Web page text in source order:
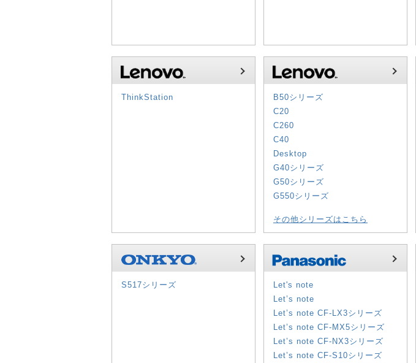
ThinkStation
B50シリーズ
C20
C260
C40
Desktop
G40シリーズ
G50シリーズ
G550シリーズ
その他シリーズはこちら
S517シリーズ
Let's note
Let’s note
Let’s note CF-LX3シリーズ
Let’s note CF-MX5シリーズ
Let’s note CF-NX3シリーズ
Let’s note CF-S10シリーズ